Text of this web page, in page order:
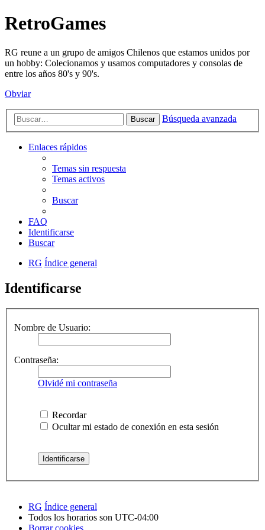
RetroGames
RG reune a un grupo de amigos Chilenos que estamos unidos por
un hobby: Colecionamos y usamos computadores y consolas de
entre los años 80's y 90's.
Obviar
Buscar Búsqueda avanzada
Enlaces rápidos
Temas sin respuesta
Temas activos
Buscar
FAQ
Identificarse
Buscar
RG Índice general
Identificarse
Nombre de Usuario:
Contraseña:
Olvidé mi contraseña
Recordar
Ocultar mi estado de conexión en esta sesión
RG Índice general
Todos los horarios son UTC-04:00
Borrar cookies